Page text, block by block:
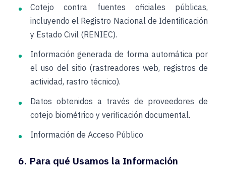
Cotejo contra fuentes oficiales públicas,
incluyendo el Registro Nacional de Identificación
y Estado Civil (RENIEC).
Información generada de forma automática por
el uso del sitio (rastreadores web, registros de
actividad, rastro técnico).
Datos obtenidos a través de proveedores de
cotejo biométrico y verificación documental.
Información de Acceso Público
6. Para qué Usamos la Información